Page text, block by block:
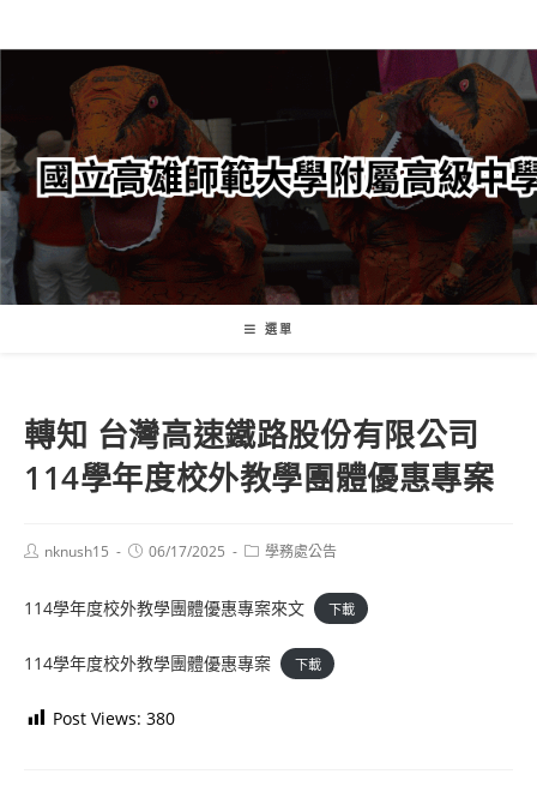
轉
要
內
容
選單
轉知 台灣高速鐵路股份有限公司
114學年度校外教學團體優惠專案
Postnknush15
Post06/17/2025
Post學務處公告
114學年度校外教學團體優惠專案來文 下載
114學年度校外教學團體優惠專案 下載
Post Views: 380